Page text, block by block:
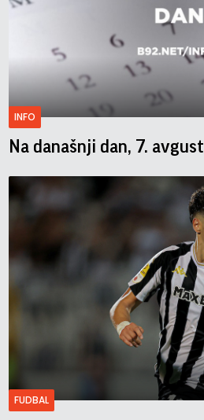
INFO
Na današnji dan, 7. avgust
FUDBAL